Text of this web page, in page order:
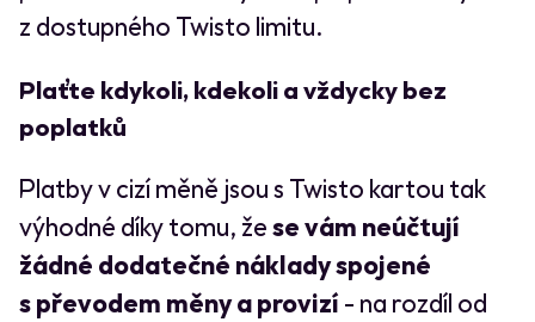
z dostupného Twisto limitu.
Plaťte kdykoli, kdekoli a vždycky bez
poplatků
Platby v cizí měně jsou s Twisto kartou tak
výhodné díky tomu, žese vám neúčtují
žádné dodatečné náklady spojené
s převodem měny a provizí - na rozdíl od